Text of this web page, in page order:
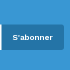
S'abonner